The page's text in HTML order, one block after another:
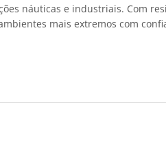
náuticas e industriais. Com
mais extremos com